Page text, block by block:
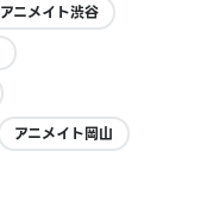
アニメイト渋谷
アニメイト岡山